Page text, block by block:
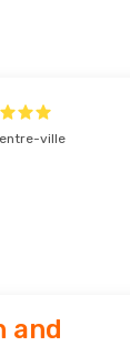
ville
and